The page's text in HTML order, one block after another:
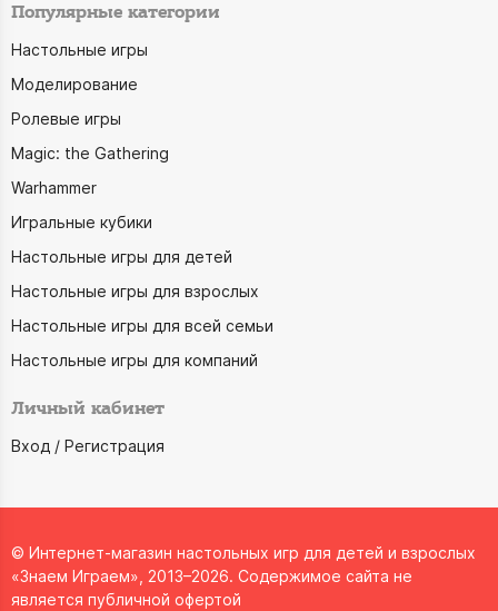
Популярные категории
Настольные игры
Моделирование
Ролевые игры
Magic: the Gathering
Warhammer
Игральные кубики
Настольные игры для детей
Настольные игры для взрослых
Настольные игры для всей семьи
Настольные игры для компаний
Личный кабинет
Вход / Регистрация
© Интернет-магазин настольных игр для детей и взрослых
«Знаем Играем», 2013–2026. Содержимое сайта не
является публичной офертой